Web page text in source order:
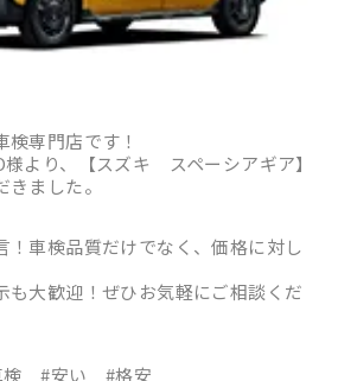
専門店です！
より、【スズキ スペーシアギア】
ました。
！車検品質だけでなく、価格に対し
も大歓迎！ぜひお気軽にご相談くだ
#安い #格安